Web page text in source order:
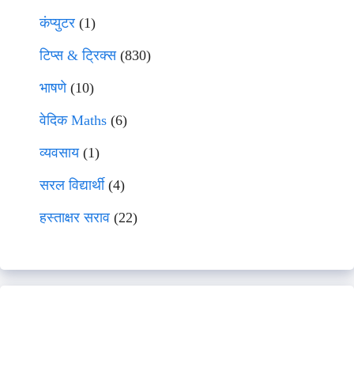
कंप्युटर (1)
टिप्स & ट्रिक्स(830)
भाषणे(10)
वेदिक Maths (6)
व्यवसाय(1)
सरल विद्यार्थी(4)
हस्ताक्षर सराव (22)